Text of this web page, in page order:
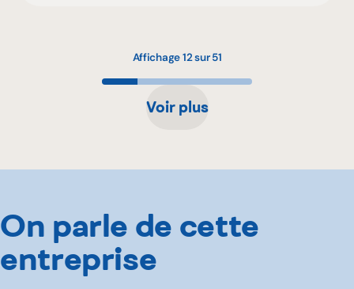
Affichage 12 sur 51
Voir plus
On parle de cette
entreprise